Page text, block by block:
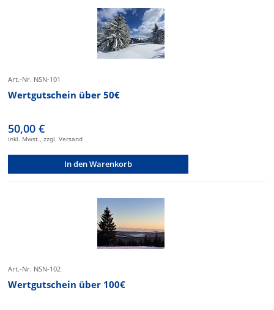
Art.-Nr. NSN-101
Wertgutschein über 50€
50,00 €
inkl. Mwst., zzgl. Versand
In den Warenkorb
Art.-Nr. NSN-102
Wertgutschein über 100€